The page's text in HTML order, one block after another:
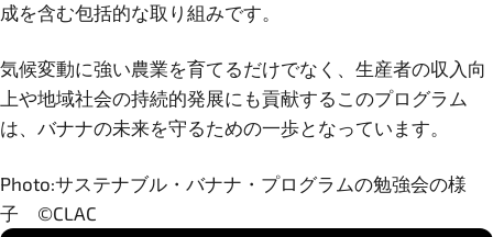
成を含む包括的な取り組みです。
気候変動に強い農業を育てるだけでなく、生産者の収入向
上や地域社会の持続的発展にも貢献するこのプログラム
は、バナナの未来を守るための一歩となっています。
Photo:サステナブル・バナナ・プログラムの勉強会の様
子 ©CLAC